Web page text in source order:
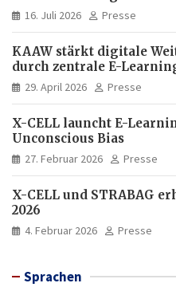
16. Juli 2026 Presse
KAAW stärkt digitale
durch zentrale E-
29. April 2026 Presse
X-CELL launcht E-
Unconscious Bias
27. Februar 2026 Presse
X-CELL und STRABAG
2026
4. Februar 2026 Presse
Sprachen